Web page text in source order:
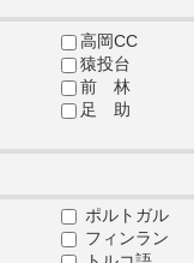
高岡CC
猿投台
前 林
足 助
ポルトガル
フィンラン